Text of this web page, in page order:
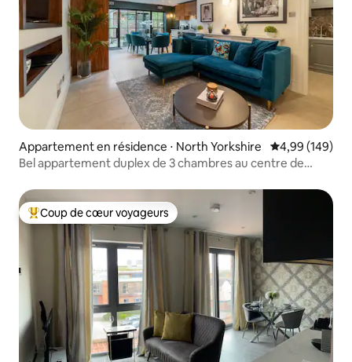
Appartement en résidence ⋅ North Yorkshire Évaluation
4,99 (149)
Bel appartement duplex de 3 chambres au centre de
Coups de cœur voyageurs les plus appréciés
Coup de cœur voyageurs